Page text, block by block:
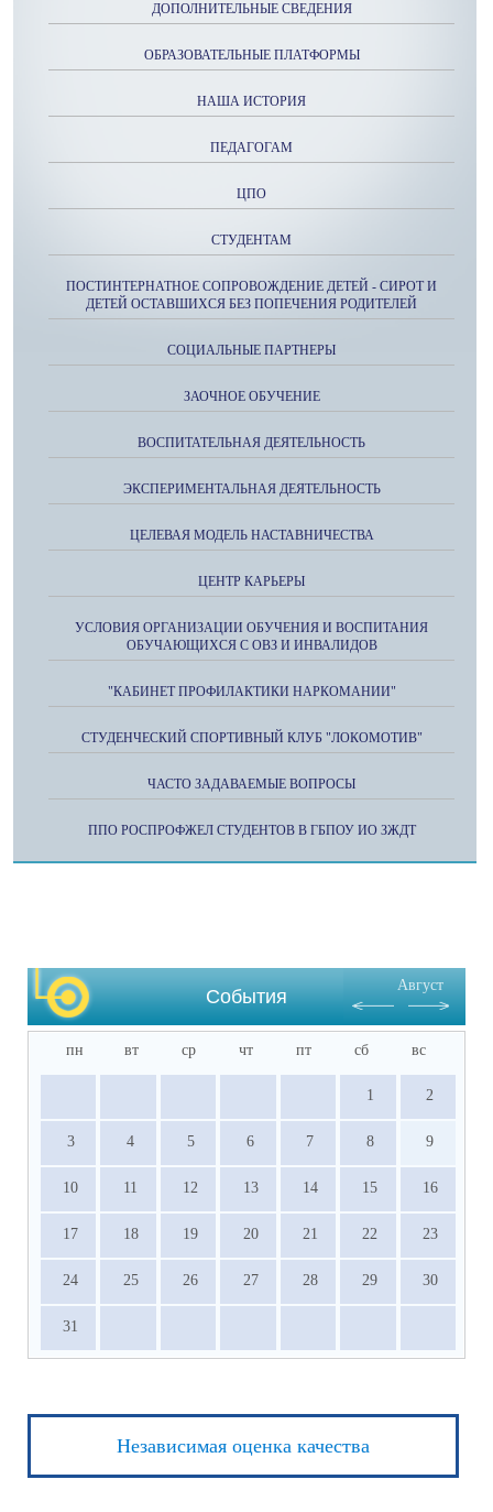
ДОПОЛНИТЕЛЬНЫЕ СВЕДЕНИЯ
ОБРАЗОВАТЕЛЬНЫЕ ПЛАТФОРМЫ
НАША ИСТОРИЯ
ПЕДАГОГАМ
ЦПО
СТУДЕНТАМ
ПОСТИНТЕРНАТНОЕ СОПРОВОЖДЕНИЕ ДЕТЕЙ - СИРОТ И
ДЕТЕЙ ОСТАВШИХСЯ БЕЗ ПОПЕЧЕНИЯ РОДИТЕЛЕЙ
СОЦИАЛЬНЫЕ ПАРТНЕРЫ
ЗАОЧНОЕ ОБУЧЕНИЕ
ВОСПИТАТЕЛЬНАЯ ДЕЯТЕЛЬНОСТЬ
ЭКСПЕРИМЕНТАЛЬНАЯ ДЕЯТЕЛЬНОСТЬ
ЦЕЛЕВАЯ МОДЕЛЬ НАСТАВНИЧЕСТВА
ЦЕНТР КАРЬЕРЫ
УСЛОВИЯ ОРГАНИЗАЦИИ ОБУЧЕНИЯ И ВОСПИТАНИЯ
ОБУЧАЮЩИХСЯ С ОВЗ И ИНВАЛИДОВ
"КАБИНЕТ ПРОФИЛАКТИКИ НАРКОМАНИИ"
СТУДЕНЧЕСКИЙ СПОРТИВНЫЙ КЛУБ "ЛОКОМОТИВ"
ЧАСТО ЗАДАВАЕМЫЕ ВОПРОСЫ
ППО РОСПРОФЖЕЛ СТУДЕНТОВ В ГБПОУ ИО ЗЖДТ
События
Август
пн вт ср чт пт сб вс
1 2
3 4 5 6 7 8 9
10 11 12 13 14 15 16
17 18 19 20 21 22 23
24 25 26 27 28 29 30
31
Независимая оценка качества